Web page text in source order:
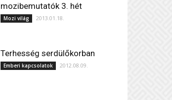
mozibemutatók 3. hét
Mozi világ 2013.01.18.
Terhesség serdülőkorban
Emberi kapcsolatok 2012.08.09.